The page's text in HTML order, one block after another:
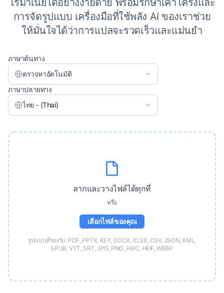
โรมาเนียได้อย่างง่ายดาย พร้อมรักษาเค้าโครงและ
การจัดรูปแบบ เครื่องมือที่ใช้พลัง AI ของเราช่วย
ให้มั่นใจได้ว่าการแปลจะรวดเร็วและแม่นยำ
ภาษาต้นทาง
ตรวจหาอัตโนมัติ
ภาษาปลายทาง
ไทย - (Thai)
ลากและวางไฟล์ได้ทุกที่
หรือ
เลือกไฟล์ของคุณ
รูปแบบที่รองรับ: PDF, PPTX, KEY, DOCX, XLSX, CSV, JSON, XML,
EPUB, VTT, SRT, JPG, PNG, HEIC, HEIF, WEBP